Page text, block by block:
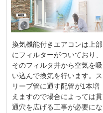
換気機能付きエアコンは上部
にフィルターがついており、
そのフィルタ井から空気を吸
い込んで換気を行います。ス
リーブ管に通す配管が1本増
えますので場合によっては貫
通穴を広げる工事が必要にな